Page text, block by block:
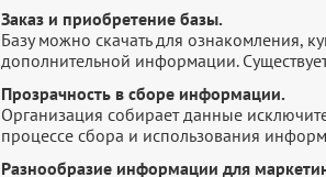
Заказ и приобретение базы.
Базу можно скачать для ознакомления,
дополнительной информации.
Прозрачность в сборе информации.
Организация собирает данные
процессе сбора и использования
Разнообразие информации для